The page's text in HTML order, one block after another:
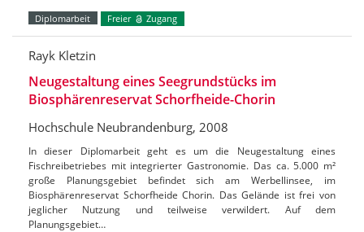
Diplomarbeit Freier Zugang
Rayk Kletzin
Neugestaltung eines Seegrundstücks im
Biosphärenreservat Schorfheide-Chorin
Hochschule Neubrandenburg, 2008
In dieser Diplomarbeit geht es um die Neugestaltung eines
Fischreibetriebes mit integrierter Gastronomie. Das ca. 5.000 m²
große Planungsgebiet befindet sich am Werbellinsee, im
Biosphärenreservat Schorfheide Chorin. Das Gelände ist frei von
jeglicher Nutzung und teilweise verwildert. Auf dem
Planungsgebiet…